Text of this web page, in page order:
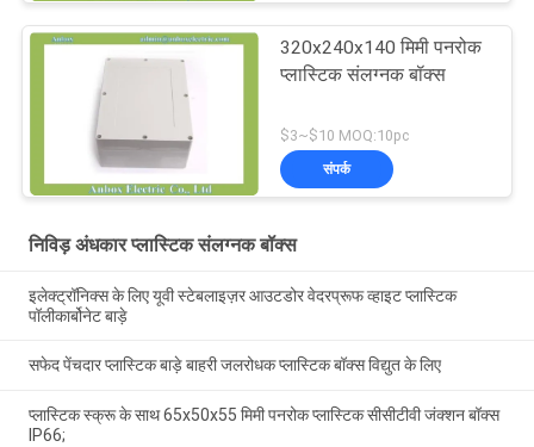
320x240x140 मिमी पनरोक
प्लास्टिक संलग्नक बॉक्स
$3~$10 MOQ:10pc
संपर्क
निविड़ अंधकार प्लास्टिक संलग्नक बॉक्स
इलेक्ट्रॉनिक्स के लिए यूवी स्टेबलाइज़र आउटडोर वेदरप्रूफ व्हाइट प्लास्टिक
पॉलीकार्बोनेट बाड़े
सफेद पेंचदार प्लास्टिक बाड़े बाहरी जलरोधक प्लास्टिक बॉक्स विद्युत के लिए
प्लास्टिक स्क्रू के साथ 65x50x55 मिमी पनरोक प्लास्टिक सीसीटीवी जंक्शन बॉक्स
IP66;